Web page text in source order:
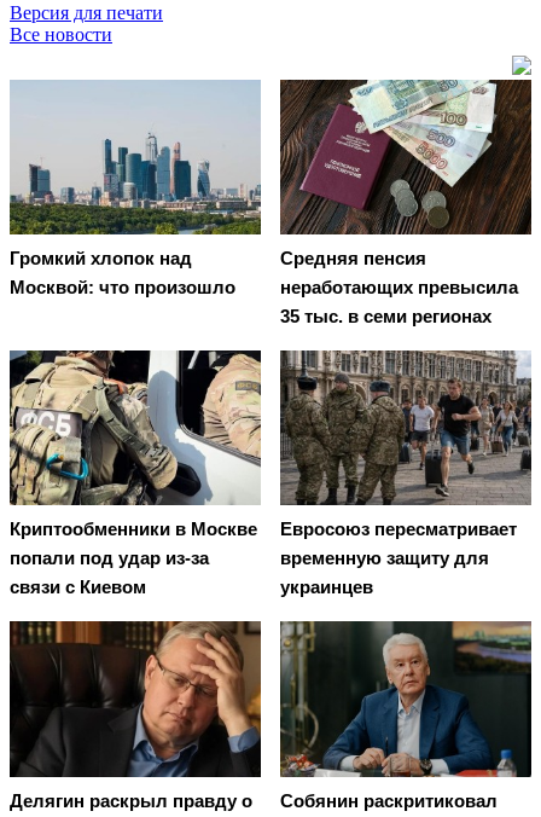
Версия для печати
Все новости
Громкий хлопок над
Москвой: что произошло
Средняя пенсия
неработающих превысила
35 тыс. в семи регионах
Криптообменники в Москве
попали под удар из-за
связи с Киевом
Евросоюз пересматривает
временную защиту для
украинцев
Делягин раскрыл правду о
Собянин раскритиковал